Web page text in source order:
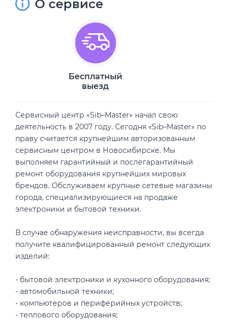
О сервисе
Бесплатный
выезд
Сервисный центр «Sib–Master» начал свою
деятельность в 2007 году. Сегодня «Sib–Master» по
праву считается крупнейшим авторизованным
сервисным центром в Новосибирске. Мы
выполняем гарантийный и послегарантийный
ремонт оборудования крупнейших мировых
брендов. Обслуживаем крупные сетевые магазины
города, специализирующиеся на продаже
электроники и бытовой техники.
В случае обнаружения неисправности, вы всегда
получите квалифицированный ремонт следующих
изделий:
- бытовой электроники и кухонного оборудования;
- автомобильной техники;
- компьютеров и периферийных устройств;
- теплового оборудования;